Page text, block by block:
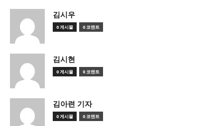
김시우
0 게시물 0 코멘트
김시현
0 게시물 0 코멘트
김아련 기자
0 게시물 0 코멘트